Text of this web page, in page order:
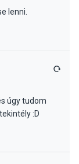
lenni.
úgy tudom
:D